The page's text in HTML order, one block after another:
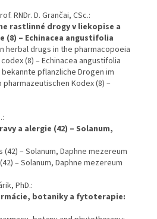
RNDr. D. Grančai, CSc.:
rastlinné drogy v liekopise a
(8) – Echinacea angustifolia
herbal drugs in the pharmacopoeia
(8) – Echinacea angustifolia
pflanzliche Drogen im
Kodex (8) –
a alergie (42) – Solanum,
– Solanum, Daphne mezereum
– Solanum, Daphne mezereum
PhD.:
botaniky a fytoterapie: